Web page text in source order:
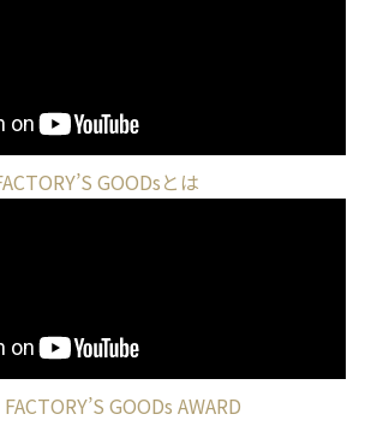
GOODsとは
GOODs AWARD